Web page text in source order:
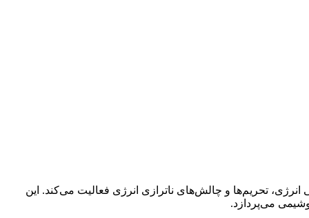
تحریم‌ها و چالش‌های ناترازی انرژی فعالیت می‌کند. این
می‌پردازد.